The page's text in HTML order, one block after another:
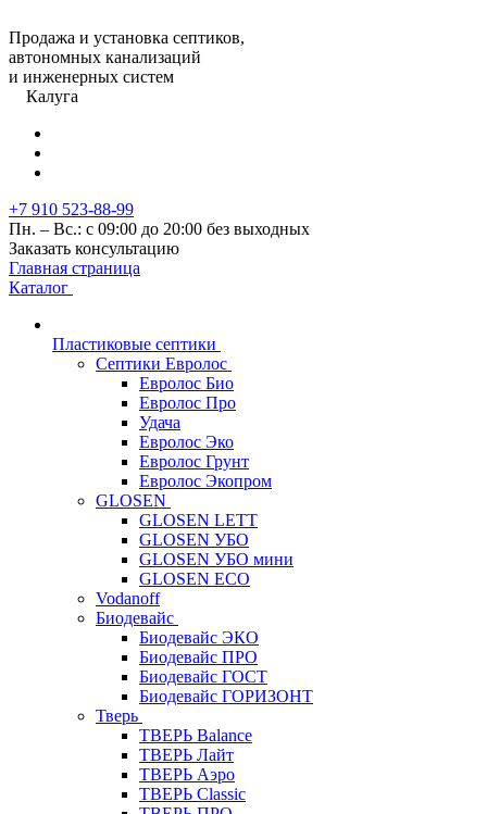
Продажа и установка септиков,
автономных канализаций
и инженерных систем
Калуга
+7 910 523-88-99
Пн. – Вс.: с 09:00 до 20:00 без выходных
Заказать консультацию
Главная страница
Каталог
Пластиковые септики
Септики Евролос
Евролос Био
Евролос Про
Удача
Евролос Эко
Евролос Грунт
Евролос Экопром
GLOSEN
GLOSEN LETT
GLOSEN УБО
GLOSEN УБО мини
GLOSEN ECO
Vodanoff
Биодевайс
Биодевайс ЭКО
Биодевайс ПРО
Биодевайс ГОСТ
Биодевайс ГОРИЗОНТ
Тверь
ТВЕРЬ Balance
ТВЕРЬ Лайт
ТВЕРЬ Аэро
ТВЕРЬ Classic